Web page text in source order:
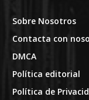
Sobre Nosotros
Contacta con
DMCA
Política editorial
Política de